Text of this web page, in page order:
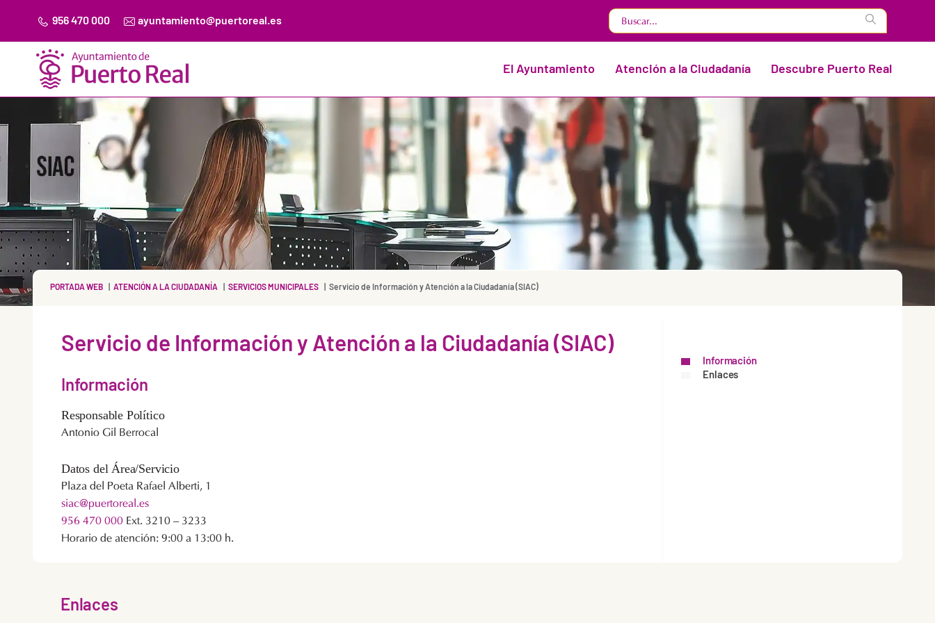
956 470 000 ayuntamiento@puertoreal.es
El Ayuntamiento Atención a la Ciudadanía Descubre Puerto Real
PORTADA WEB ATENCIÓN A LA CIUDADANÍA SERVICIOS MUNICIPALES Servicio de Información y Atención a la Ciudadanía (SIAC)
Información
Enlaces
Servicio de Información y Atención a la Ciudadanía (SIAC)
Información
Responsable Político
Antonio Gil Berrocal
Datos del Área/Servicio
Plaza del Poeta Rafael Alberti, 1
siac@puertoreal.es
956 470 000 Ext. 3210 – 3233
Horario de atención: 9:00 a 13:00 h.
Enlaces